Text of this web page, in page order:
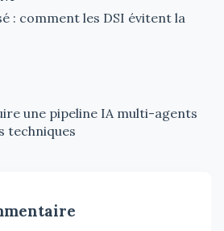
: comment les DSI évitent la
une pipeline IA multi-agents
techniques